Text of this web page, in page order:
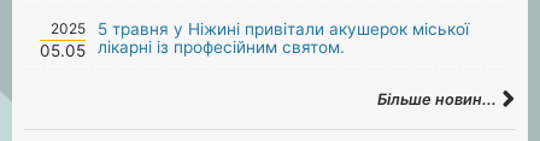
2025
05.05
5 травня у Ніжині привітали акушерок міської
лікарні із професійним святом.
Більше новин...